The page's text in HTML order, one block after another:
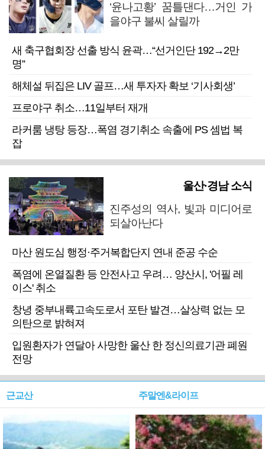
‘윤나고황’ 꿈틀댄다…거인 가
을야구 불씨 살릴까
새 축구협회장 선출 방식 윤곽…“선거인단 192→2만
명”
해체설 뒤집은 LIV 골프…새 투자자 확보 ‘기사회생’
프로야구 취소…11일부터 재개
라커룸 냉탕 등장…폭염 경기취소 속출에 PS 셈법 복
잡
울산·경남 소식
진주성의 역사, 빛과 미디어로
되살아난다
마산 원도심 행정·주거복합단지 연내 준공 수순
폭염에 온열질환 등 안전사고 우려… 양산시, '어필 레
이스' 취소
창녕 중부내륙고속도로서 포탄 발견…살상력 없는 모
의탄으로 밝혀져
입원환자가 연달아 사망한 울산 한 정신의료기관 폐원
전망
근교산 주말엔&라이프